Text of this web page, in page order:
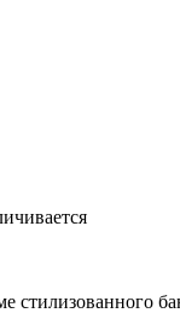
стилизованного